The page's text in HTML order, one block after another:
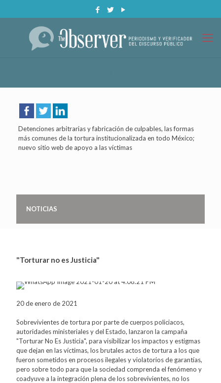
Detenciones arbitrarias y fabricación de culpables, las formas
más comunes de la tortura institucionalizada en todo México;
nuevo sitio web de apoyo a las víctimas
NOTICIAS
"Torturar no es Justicia"
20 de enero de 2021
Sobrevivientes de tortura por parte de cuerpos policiacos,
autoridades ministeriales y del Estado, lanzaron la campaña
"Torturar No Es Justicia", para visibilizar los impactos y estigmas
que dejan en las víctimas, los brutales actos de tortura a los que
fueron sometidos en procesos ilegales y violatorios de garantías,
pero sobre todo para que la sociedad comprenda el fenómeno y
coadyuve a la integración plena de los sobrevivientes, no los